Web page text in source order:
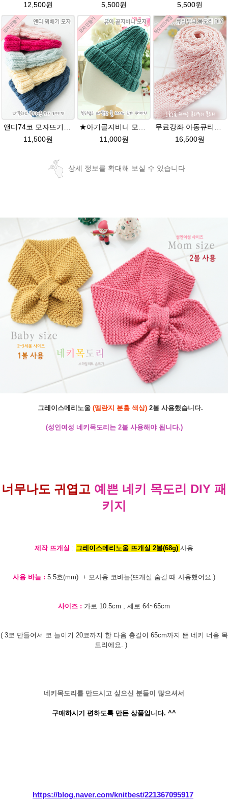
12,500원
5,500원
5,500원
11,500원
11,000원
16,500원
상세 정보를 확대해 보실 수 있습니다
그레이스메리노울 (멜란지 분홍 색상)2볼 사용했습니다.
(성인여성 네키목도리는 2볼 사용해야 됩니다.)
너무나도 귀엽고 예쁜 네키 목도리 DIY 패
키지
제작 뜨개실 : 그레이스메리노울 뜨개실 2볼(68g) 사용
사용 바늘 : 5.5호(mm) + 모사용 코바늘(뜨개실 숨길 때 사용했어요.)
사이즈 : 가로 10.5cm , 세로 64~65cm
( 3코 만들어서 코 늘이기 20코까지 한 다음 총길이 65cm까지 뜬 네키 너음 목
도리에요. )
네키목도리를 만드시고 싶으신 분들이 많으셔서
구매하시기 편하도록 만든 상품입니다. ^^
https://blog.naver.com/knitbest/221367095917